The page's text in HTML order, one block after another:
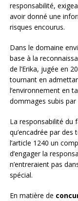
responsabilité,
avoir donné une
risques encourus.
Dans le domaine
base à la
de l’Erika, jugée en
tournant en
l’environnement en
dommages subis
La responsabilité du
qu’encadrée par
l’article 1240 un
d’engager la
n’entreraient pas
spécial.
En matière de